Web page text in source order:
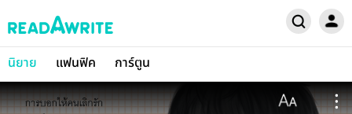
นิยาย แฟนฟิค การ์ตูน